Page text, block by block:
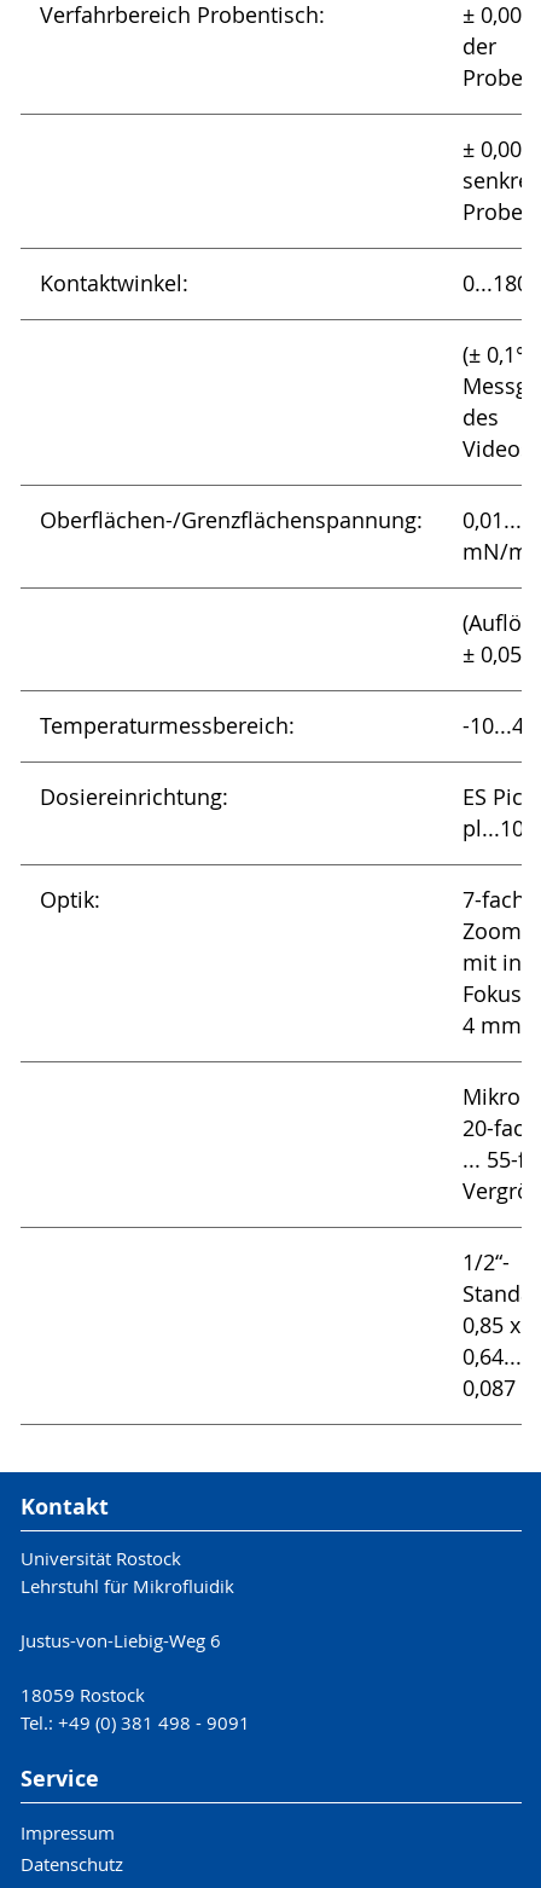
Verfahrbereich Probentisch:
±
der
±
Kontaktwinkel: 0...180°
(± 0,1°
des
Oberflächen-/Grenzflächenspannung:
mN/m
± 0,05
Temperaturmessbereich: -
Dosiereinrichtung:
ES
Optik:
7-fach-
mit
4 mm)
20-
... 55-
1/2“-
0,85 x
0,087
Kontakt
Universität Rostock
Lehrstuhl für Mikrofluidik
Justus-von-Liebig-Weg 6
18059 Rostock
Tel.: +49 (0) 381 498 - 9091
Service
Impressum
Datenschutz